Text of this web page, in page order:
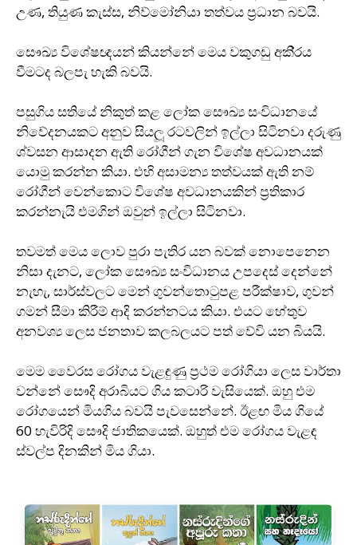
උණ, තියුණ කැස්ස, නිව්මෝනියා තත්වය ප‍්‍රධාන බවයි.
සෞඛ්‍ය විශේෂඥයන් කියන්නේ මෙය වකුගඩු අකි‍්‍රය
වීමටද බලපැ හැකි බවයි.
පසුගිය සතියේ නිකුත් කළ ලෝක සෞඛ්‍ය සංවිධානයේ
නිවේදනයකට අනුව සියලූ රටවලින් ඉල්ලා සිටිනවා දරුණු
ශ්වසන ආසාදන ඇති රෝගීන් ගැන විශේෂ අවධානයක්
යොමු කරන්න කියා. එහි අසාමන්‍ය තත්වයක් ඇති නම්
රෝගීන් වෙන්කොට විශේෂ අවධානයකින් ප‍්‍රතිකාර
කරන්නැයි එමගින් ඔවුන් ඉල්ලා සිටිනවා.
තවමත් මෙය ලොව පුරා පැතිර යන බවක් නොපෙනෙන
නිසා දැනට, ලෝක සෞඛ්‍ය සංවිධානය උපදෙස් දෙන්නේ
නැහැ, සාර්ස්වලට මෙන් ගුවන්තොටුපළ පරීක්ෂාව, ගුවන්
ගමන් සීමා කිරීම් ආදි කරන්නටය කියා. එයට හේතුව
අනවශ්‍ය ලෙස ජනතාව කලබලයට පත් වේවි යන බියයි.
මෙම වෛරස රෝගය වැළඳුණු ප‍්‍රථම රෝගියා ලෙස වාර්තා
වන්නේ සෞදි අරාබියට ගිය කටාරි වැසියෙක්. ඔහු එම
රෝගයෙන් මියගිය බවයි පැවසෙන්නේ. ඊළඟ මිය ගියේ
60 හැවිරිදි සෞදි ජාතිකයෙක්. ඔහුත් එම රෝගය වැළඳ
ස්වල්ප දිනකින් මිය ගියා.